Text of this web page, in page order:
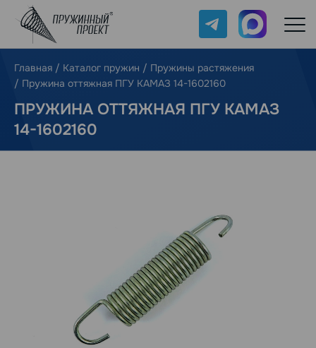
Telegram Max
Главная / Каталог пружин / Пружины растяжения
/ Пружина оттяжная ПГУ КАМАЗ 14-1602160
ПРУЖИНА ОТТЯЖНАЯ ПГУ КАМАЗ
14-1602160